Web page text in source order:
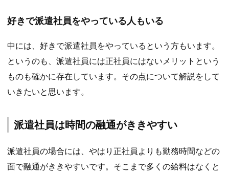
好きで派遣社員をやっている人もいる
中には、好きで派遣社員をやっているという方もいます。
というのも、派遣社員には正社員にはないメリットという
ものも確かに存在しています。その点について解説をして
いきたいと思います。
派遣社員は時間の融通がききやすい
派遣社員の場合には、やはり正社員よりも勤務時間などの
面で融通がききやすいです。そこまで多くの給料はなくと